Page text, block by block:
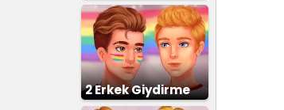
2 Erkek Giydirme